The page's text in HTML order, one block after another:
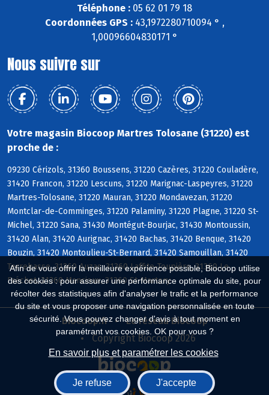
Afin de vous offrir la meilleure expérience possible, Biocoop utilise
des cookies : pour assurer une performance optimale du site, pour
récolter des statistiques afin d'analyser le trafic et la performance
du site et vous proposer une navigation personnalisée en toute
sécurité. Vous pouvez changer d'avis à tout moment en
paramétrant vos cookies. OK pour vous ?
En savoir plus et paramétrer les cookies
Je refuse J'accepte
Téléphone : 05 62 01 79 18
Coordonnées GPS :43,1972280710094 ° ,
1,00096604830171 °
Nous suivre sur
Votre magasin Biocoop Martres Tolosane (31220) est
proche de :
09230 Cérizols, 31360 Boussens, 31220 Cazères, 31220 Couladère,
31420 Francon, 31220 Lescuns, 31220 Marignac-Laspeyres, 31220
Martres-Tolosane, 31220 Mauran, 31220 Mondavezan, 31220
Montclar-de-Comminges, 31220 Palaminy, 31220 Plagne, 31220 St-
Michel, 31220 Sana, 31430 Montégut-Bourjac, 31430 Montoussin,
31420 Alan, 31420 Aurignac, 31420 Bachas, 31420 Benque, 31420
Bouzin, 31420 Montoulieu-St-Bernard, 31420 Samouillan, 31420
Terrebasse, 31360 Auzas, 31360 Laffite-Toupière, 31360 Le
Fréchet, 31360 Mancioux, 31360 St-Martory
Biocoop.fr
Le réseau Biocoop
Copyright Biocoop 2026